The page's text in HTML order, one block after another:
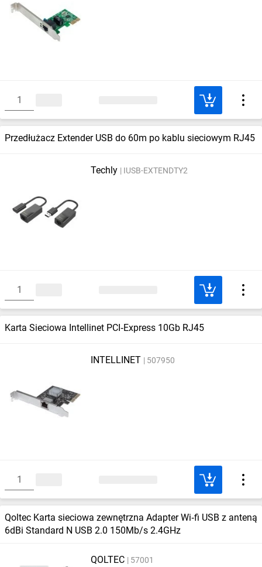
Przedłużacz Extender USB do 60m po kablu sieciowym RJ45
Techly IUSB-EXTENDTY2
Karta Sieciowa Intellinet PCI‑Express 10Gb RJ45
INTELLINET 507950
Qoltec Karta sieciowa zewnętrzna Adapter Wi‑fi USB z anteną
6dBi Standard N USB 2.0 150Mb/s 2.4GHz
QOLTEC 57001